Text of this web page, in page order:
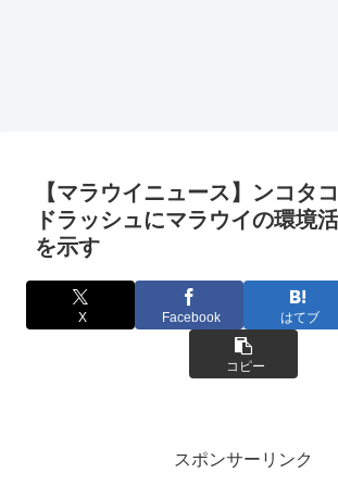
【マラウイニュース】ンコタ
ドラッシュにマラウイの環境
を示す
X Facebook はてブ
コピー
スポンサーリンク